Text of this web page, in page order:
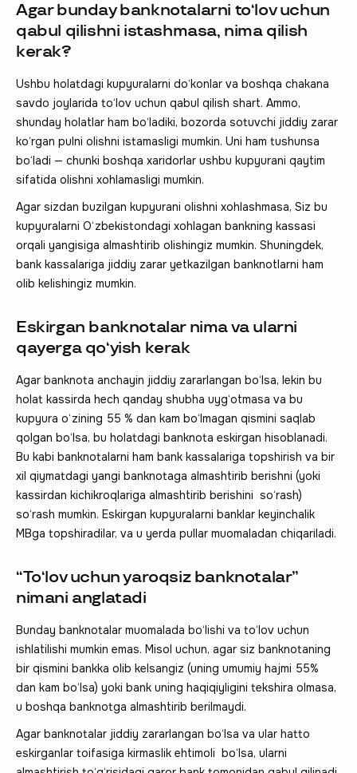
Agar bunday banknotalarni to‘lov uchun
qabul qilishni istashmasa, nima qilish
kerak?
Ushbu holatdagi kupyuralarni do‘konlar va boshqa chakana
savdo joylarida to‘lov uchun qabul qilish shart. Ammo,
shunday holatlar ham bo‘ladiki, bozorda sotuvchi jiddiy zarar
ko‘rgan pulni olishni istamasligi mumkin. Uni ham tushunsa
bo‘ladi — chunki boshqa xaridorlar ushbu kupyurani qaytim
sifatida olishni xohlamasligi mumkin.
Agar sizdan buzilgan kupyurani olishni xohlashmasa, Siz bu
kupyuralarni O‘zbekistondagi xohlagan bankning kassasi
orqali yangisiga almashtirib olishingiz mumkin. Shuningdek,
bank kassalariga jiddiy zarar yetkazilgan banknotlarni ham
olib kelishingiz mumkin.
Eskirgan banknotalar nima va ularni
qayerga qo‘yish kerak
Agar banknota anchayin jiddiy zararlangan bo‘lsa, lekin bu
holat kassirda hech qanday shubha uyg‘otmasa va bu
kupyura o‘zining 55 % dan kam bo‘lmagan qismini saqlab
qolgan bo‘lsa, bu holatdagi banknota eskirgan hisoblanadi.
Bu kabi banknotalarni ham bank kassalariga topshirish va bir
xil qiymatdagi yangi banknotaga almashtirib berishni (yoki
kassirdan kichikroqlariga almashtirib berishini so‘rash)
so‘rash mumkin. Eskirgan kupyuralarni banklar keyinchalik
MBga topshiradilar, va u yerda pullar muomaladan chiqariladi.
“To‘lov uchun yaroqsiz banknotalar”
nimani anglatadi
Bunday banknotalar muomalada bo‘lishi va to‘lov uchun
ishlatilishi mumkin emas. Misol uchun, agar siz banknotaning
bir qismini bankka olib kelsangiz (uning umumiy hajmi 55%
dan kam bo‘lsa) yoki bank uning haqiqiyligini tekshira olmasa,
u boshqa banknotga almashtirib berilmaydi.
Agar banknotalar jiddiy zararlangan bo‘lsa va ular hatto
eskirganlar toifasiga kirmaslik ehtimoli bo‘lsa, ularni